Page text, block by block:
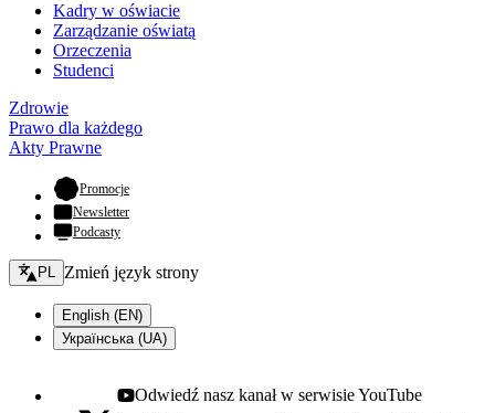
Kadry w oświacie
Zarządzanie oświatą
Orzeczenia
Studenci
Zdrowie
Prawo dla każdego
Akty Prawne
Promocje- otwiera się w nowej karcie
Newsletter
Podcasty
Zmień język - bieżący:
PL Zmień język strony
English (EN)
Українська (UA)
Youtube - otwiera się w nowej karcie
Odwiedź nasz kanał w serwisie YouTube